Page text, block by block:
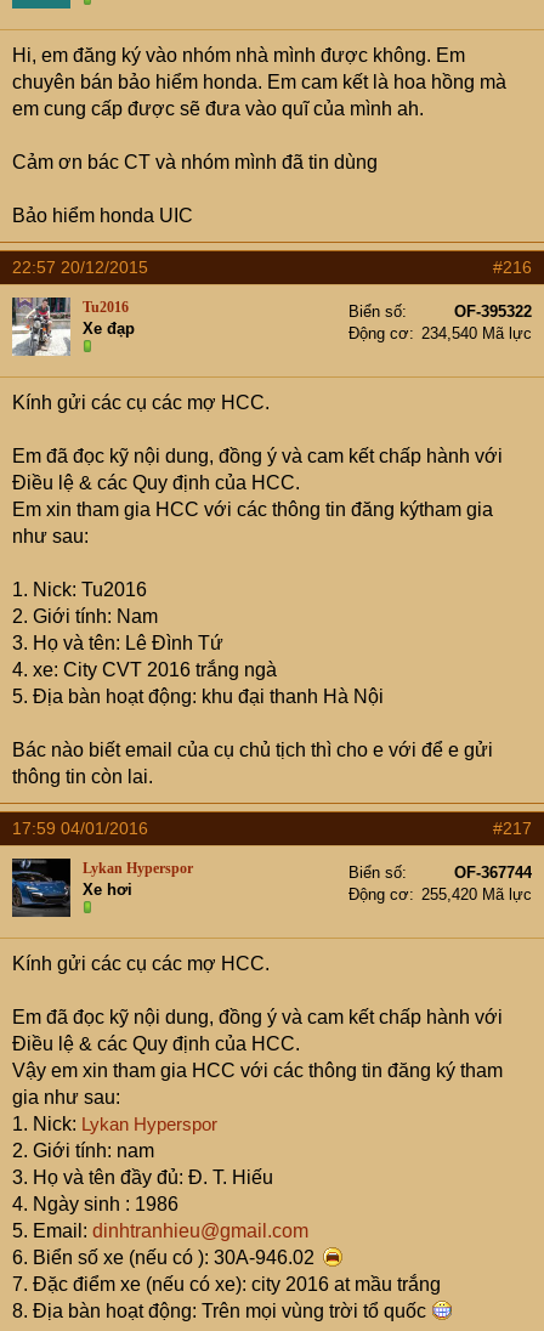
Hi, em đăng ký vào nhóm nhà mình được không. Em
chuyên bán bảo hiểm honda. Em cam kết là hoa hồng mà
em cung cấp được sẽ đưa vào quĩ của mình ah.
Cảm ơn bác CT và nhóm mình đã tin dùng
Bảo hiểm honda UIC
22:57 20/12/2015 #216
Tu2016
Xe đạp
Biển số
OF-395322
Động cơ
234,540 Mã lực
Kính gửi các cụ các mợ HCC.
Em đã đọc kỹ nội dung, đồng ý và cam kết chấp hành với
Điều lệ & các Quy định của HCC.
Em xin tham gia HCC với các thông tin đăng kýtham gia
như sau:
1. Nick: Tu2016
2. Giới tính: Nam
3. Họ và tên: Lê Đình Tứ
4. xe: City CVT 2016 trắng ngà
5. Địa bàn hoạt động: khu đại thanh Hà Nội
Bác nào biết email của cụ chủ tịch thì cho e với để e gửi
thông tin còn lai.
17:59 04/01/2016 #217
Lykan Hyperspor
Xe hơi
Biển số
OF-367744
Động cơ
255,420 Mã lực
Kính gửi các cụ các mợ HCC.
Em đã đọc kỹ nội dung, đồng ý và cam kết chấp hành với
Điều lệ & các Quy định của HCC.
Vậy em xin tham gia HCC với các thông tin đăng ký tham
gia như sau:
1. Nick: Lykan Hyperspor
2. Giới tính: nam
3. Họ và tên đầy đủ: Đ. T. Hiếu
4. Ngày sinh : 1986
5. Email: dinhtranhieu@gmail.com
6. Biển số xe (nếu có ): 30A-946.02
7. Đặc điểm xe (nếu có xe): city 2016 at mầu trắng
8. Địa bàn hoạt động: Trên mọi vùng trời tổ quốc